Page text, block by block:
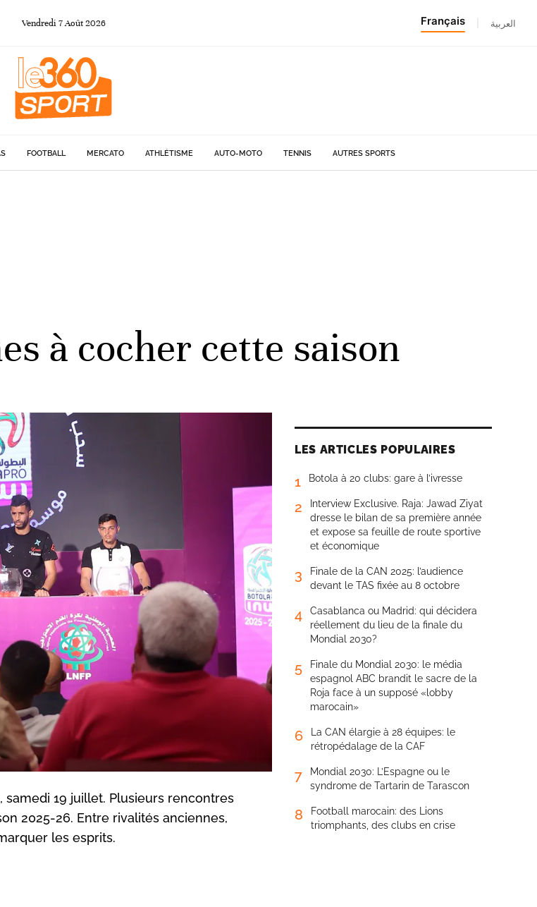
Vendredi 7Août 2026 Français العربية
FOOTBALL MERCATO ATHLÉTISME AUTO-MOTO TENNIS AUTRES SPORTS
à cocher cette saison
19 juillet. Plusieurs rencontres
2025-26. Entre rivalités anciennes,
les esprits.
LES ARTICLES POPULAIRES
1 Botola à 20 clubs: gare à l’ivresse
2
Interview Exclusive. Raja: Jawad Ziyat
dresse le bilan de sa première année
et expose sa feuille de route sportive
et économique
3
Finale de la CAN 2025: l’audience
devant le TAS fixée au 8 octobre
4
Casablanca ou Madrid: qui décidera
réellement du lieu de la finale du
Mondial 2030?
5
Finale du Mondial 2030: le média
espagnol ABC brandit le sacre de la
Roja face à un supposé «lobby
marocain»
6
La CAN élargie à 28 équipes: le
rétropédalage de la CAF
7
Mondial 2030: L’Espagne ou le
syndrome de Tartarin de Tarascon
8
Football marocain: des Lions
triomphants, des clubs en crise